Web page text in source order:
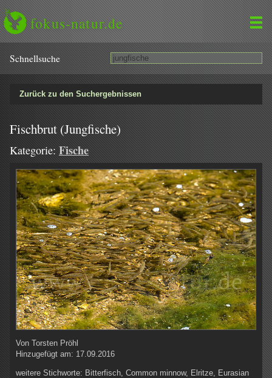
fokus-natur.de
Schnell­suche
Zurück zu den Suchergebnissen
Fischbrut (Jungfische)
Kategorie: Fische
Von Torsten Pröhl
Hinzugefügt am: 17.09.2016
weitere Stichworte: Bitterfisch, Common minnow, Elritze, Eurasian